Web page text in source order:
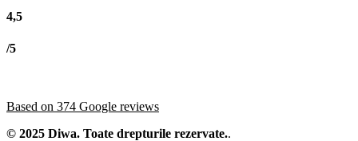
4,5
/5
Based on 374 Google reviews
© 2025 Diwa. Toate drepturile rezervate..